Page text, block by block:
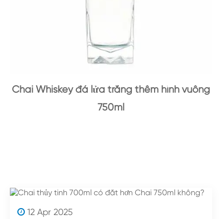
Chai Whiskey đá lửa trắng thêm hình vuông
750ml
12 Apr 2025